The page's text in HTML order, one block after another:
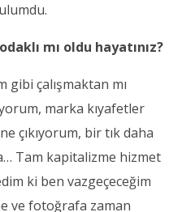
mı oldu hayatınız?
gibi çalışmaktan mı
marka kıyafetler
çıkıyorum, bir tık daha
Tam kapitalizme hizmet
ki ben vazgeçeceğim
ve fotoğrafa zaman